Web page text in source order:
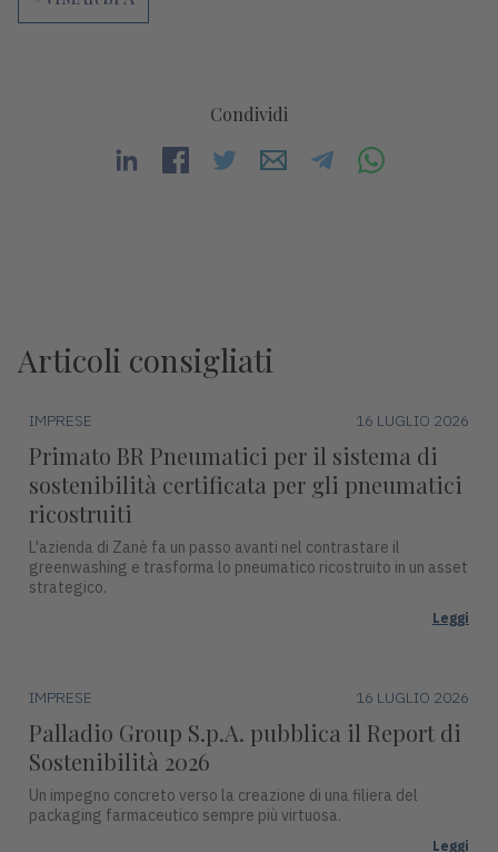
Condividi
Articoli consigliati
IMPRESE 16 LUGLIO 2026
Primato BR Pneumatici per il sistema di
sostenibilità certificata per gli pneumatici
ricostruiti
L'azienda di Zanè fa un passo avanti nel contrastare il
greenwashing e trasforma lo pneumatico ricostruito in un asset
strategico.
Leggi
IMPRESE 16 LUGLIO 2026
Palladio Group S.p.A. pubblica il Report di
Sostenibilità 2026
Un impegno concreto verso la creazione di una filiera del
packaging farmaceutico sempre più virtuosa.
Leggi